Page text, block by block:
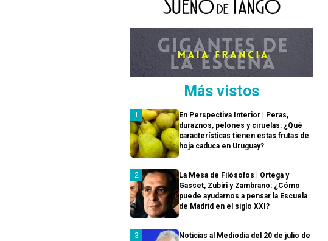
Más vistos
En Perspectiva Interior | Peras,
duraznos, pelones y ciruelas: ¿Qué
características tienen estas frutas de
hoja caduca en Uruguay?
La Mesa de Filósofos | Ortega y
Gasset, Zubiri y Zambrano: ¿Cómo
puede ayudarnos a pensar la Escuela
de Madrid en el siglo XXI?
Noticias al Mediodía del 20 de julio de